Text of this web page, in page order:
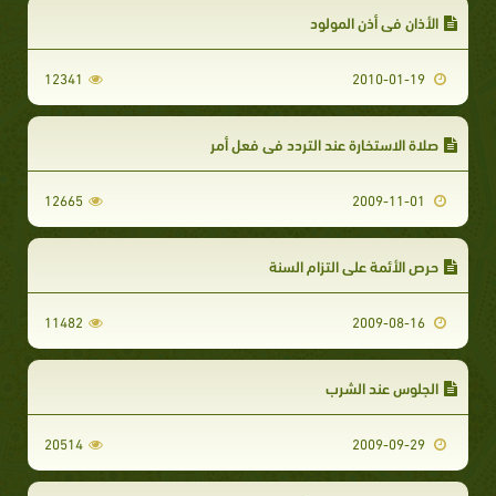
الأذان في أذن المولود
12341
صلاة الاستخارة عند التردد في فعل أمر
12665
حرص الأئمة على التزام السنة
11482
الجلوس عند الشرب
20514